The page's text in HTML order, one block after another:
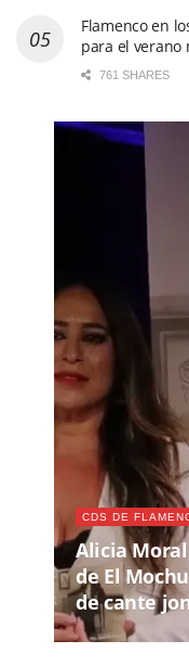
Flamenco en
para el verano
761 SHARES
CDS DE
Alicia
de El
de cante